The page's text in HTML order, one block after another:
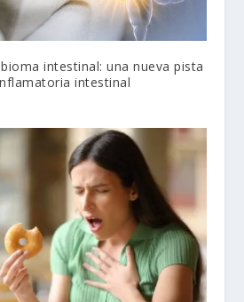
intestinal: una nueva pista
intestinal